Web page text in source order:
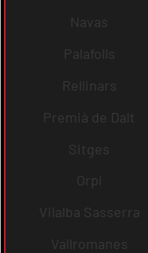
Navas
Palafolls
Rellinars
Premià de Dalt
Sitges
Orpí
Vilalba Sasserra
Vallromanes